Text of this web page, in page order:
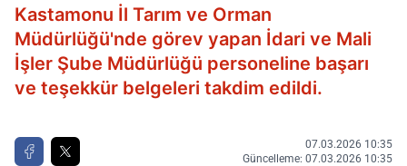
Kastamonu İl Tarım ve Orman
Müdürlüğü'nde görev yapan İdari ve Mali
İşler Şube Müdürlüğü personeline başarı
ve teşekkür belgeleri takdim edildi.
07.03.2026 10:35
Güncelleme: 07.03.2026 10:35